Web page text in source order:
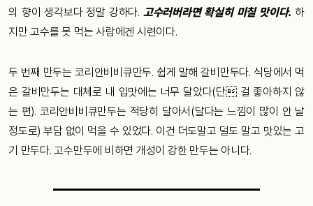
의 향이 생각보다 정말 강하다. 고수러버라면 확실히 미칠 맛이다. 하
지만 고수를 못 먹는 사람에겐 시련이다.
두 번째 만두는 코리안비비큐만두. 쉽게 말해 갈비만두다. 식당에서 먹
은 갈비만두는 대체로 내 입맛에는 너무 달았다(단 걸 좋아하지 않
는 편). 코리안비비큐만두는 적당히 달아서(달다는 느낌이 많이 안 날
정도로) 부담 없이 먹을 수 있었다. 이건 더도말고 덜도 말고 맛있는 고
기 만두다. 고수만두에 비하면 개성이 강한 만두는 아니다.